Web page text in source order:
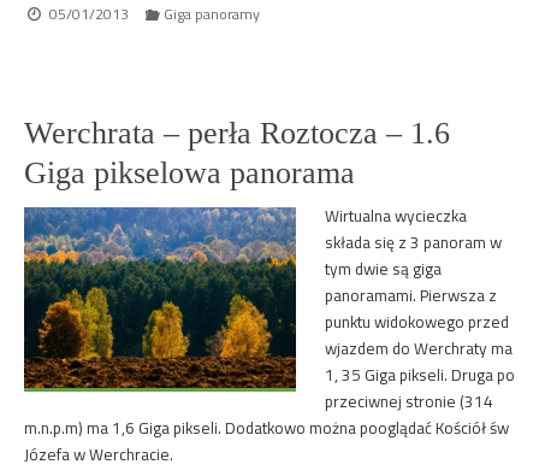
05/01/2013 Giga panoramy
Werchrata – perła Roztocza – 1.6
Giga pikselowa panorama
Wirtualna wycieczka
składa się z 3 panoram w
tym dwie są giga
panoramami. Pierwsza z
punktu widokowego przed
wjazdem do Werchraty ma
1, 35 Giga pikseli. Druga po
przeciwnej stronie (314
m.n.p.m) ma 1,6 Giga pikseli. Dodatkowo można pooglądać Kościół św
Józefa w Werchracie.